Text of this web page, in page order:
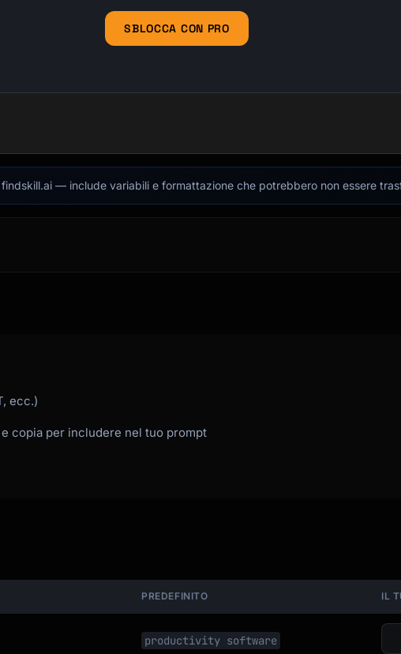
SBLOCCA CON PRO
— include variabili e formattazione che potrebbero non essere
ecc.)
copia per includere nel tuo prompt
PREDEFINITO IL
productivity software